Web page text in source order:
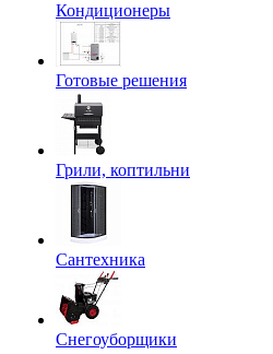
Кондиционеры
Готовые решения
Грили, коптильни
Сантехника
Снегоуборщики